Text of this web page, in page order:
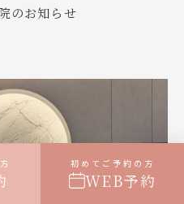
のお知らせ
初めてご予約の方
WEB予約